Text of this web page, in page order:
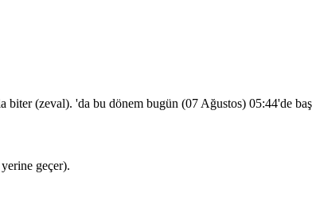
biter (zeval). 'da bu dönem bugün (07 Ağustos) 05:44'de
yerine geçer).